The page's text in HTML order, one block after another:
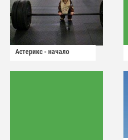
Астерикс - начало